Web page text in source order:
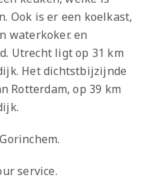
Ook is er een koelkast,
waterkoker. en
Utrecht ligt op 31 km
Het dichtstbijzijnde
Rotterdam, op 39 km
service.